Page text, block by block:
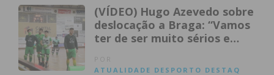
(VÍDEO) Hugo Azevedo sobre
deslocação a Braga: “Vamos
ter de ser muito sérios e
ATUALIDADE DESPORTO DESTAQ